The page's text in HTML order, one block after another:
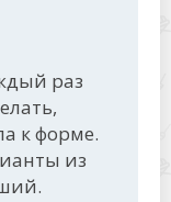
раз
к форме.
из